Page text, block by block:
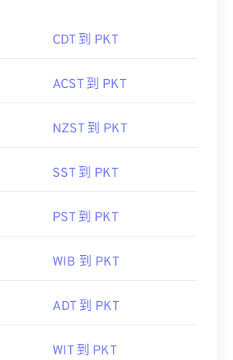
CDT 到 PKT
ACST 到 PKT
NZST 到 PKT
SST 到 PKT
PST 到 PKT
WIB 到 PKT
ADT 到 PKT
WIT 到 PKT